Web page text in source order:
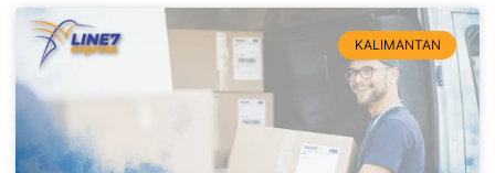
KALIMANTAN